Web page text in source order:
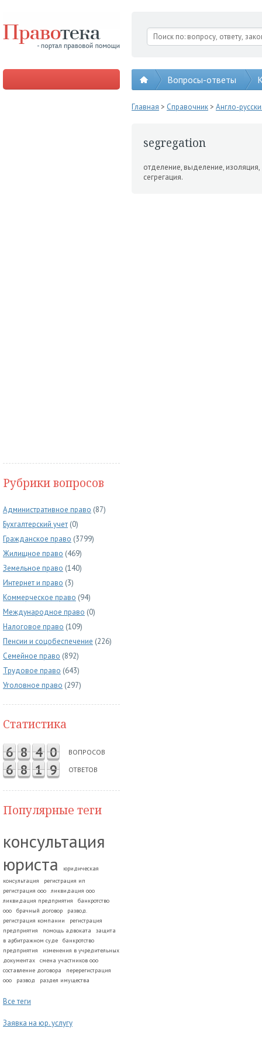
Вопросы-ответы
Рубрики вопросов
Административное право (87)
Бухгалтерский учет (0)
Гражданское право (3799)
Жилищное право (469)
Земельное право (140)
Интернет и право (3)
Коммерческое право (94)
Международное право (0)
Налоговое право (109)
Пенсии и соцобеспечение (226)
Семейное право (892)
Трудовое право (643)
Уголовное право (297)
Статистика
6 8 4 0 ВОПРОСОВ
6 8 1 9 ОТВЕТОВ
Популярные теги
консультация
юриста
юридическая
консультация
регистрация ип
регистрация ооо
ликвидация ооо
ликвидация предприятия
банкротство
ооо
брачный договор
развод.
регистрация компании
регистрация
предприятия
помощь адвоката
защита
в арбитражном суде
банкротство
предприятия
изменения в учредительных
документах
смена участников ооо
составление договора
перерегистрация
ооо
развод раздел имущества
Все теги
Заявка на юр. услугу
Главная > Справочник> Англо-
segregation
отделение, выделение, изоляция,
сегрегация.